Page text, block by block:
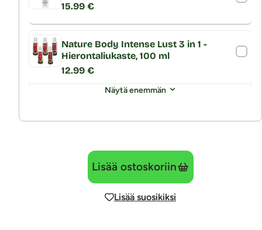
15.99 €
Nature Body Intense Lust 3 in 1 -
Hierontaliukaste, 100 ml
12.99 €
Näytä enemmän
Lisää ostoskoriin
Lisää suosikiksi